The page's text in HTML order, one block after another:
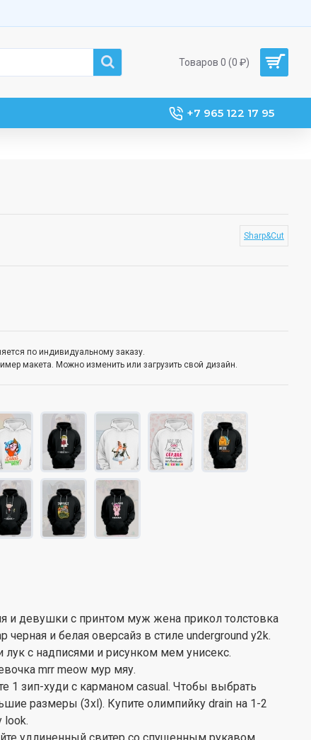
Товаров 0 (0 ₽)
+7 965 122 17 95
Sharp&Cut
по индивидуальному заказу.
макета. Можно изменить или загрузить свой дизайн.
и девушки с принтом муж жена прикол толстовка
и белая оверсайз в стиле underground y2k.
с надписями и рисунком мем унисекс.
mrr meow мур мяу.
1 зип-худи с карманом casual. Чтобы выбрать
размеры (3xl). Купите олимпийку drain на 1-2
look.